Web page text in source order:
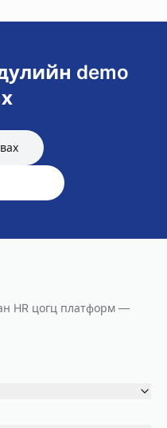
demo
HR цогц платформ —